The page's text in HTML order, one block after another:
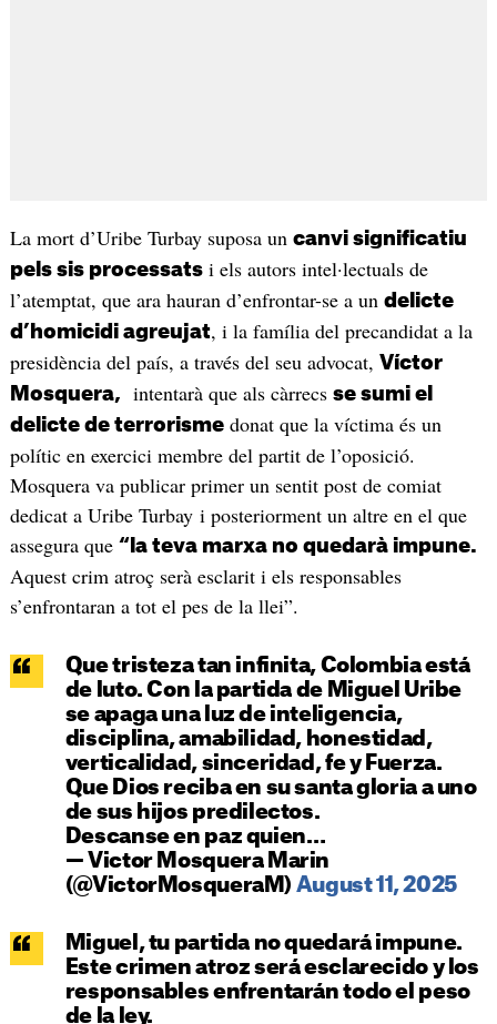
La mort d’Uribe Turbay suposa un canvi significatiu
pels sis processatsi els autors intel·lectuals de
l’atemptat, que ara hauran d’enfrontar-se a un delicte
d’homicidi agreujat, i la família del precandidat a la
presidència del país, a través del seu advocat, Víctor
Mosquera,
intentarà que als càrrecs se sumi el
delicte de terrorismedonat que la víctima és un
polític en exercici membre del partit de l’oposició.
Mosquera va publicar primer un sentit post de comiat
dedicat a Uribe Turbay i posteriorment un altre en el que
assegura que “la teva marxa no quedarà impune.
Aquest crim atroç serà esclarit i els responsables
s’enfrontaran a tot el pes de la llei”.
Que tristeza tan infinita, Colombia está
de luto. Con la partida de Miguel Uribe
se apaga una luz de inteligencia,
disciplina, amabilidad, honestidad,
verticalidad, sinceridad, fe y Fuerza.
Que Dios reciba en su santa gloria a uno
de sus hijos predilectos.
Descanse en paz quien…
— Victor Mosquera Marin
(@VictorMosqueraM) August 11, 2025
Miguel, tu partida no quedará impune.
Este crimen atroz será esclarecido y los
responsables enfrentarán todo el peso
de la ley.